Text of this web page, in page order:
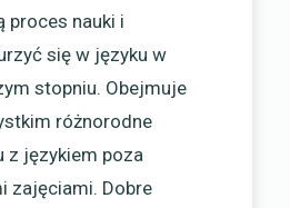
proces nauki i
się w języku w
stopniu. Obejmuje
różnorodne
z językiem poza
zajęciami. Dobre